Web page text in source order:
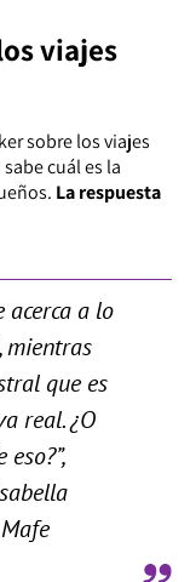
viajes
sobre los viajes
cuál es la
La respuesta
acerca a lo
mientras
que es
real. ¿O